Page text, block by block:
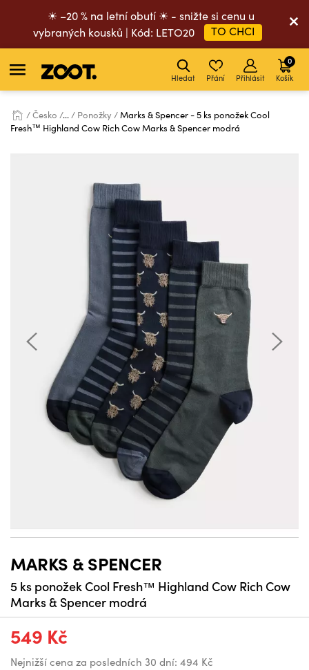
☀ –20 % na letní obutí ☀ - snižte si cenu u
vybraných kousků | Kód: LETO20
TO CHCI
Hledat Přání Přihlásit Košík
0
Česko ... Ponožky
Marks & Spencer - 5 ks ponožek Cool
Fresh™ Highland Cow Rich Cow Marks & Spencer modrá
MARKS & SPENCER
5 ks ponožek Cool Fresh™ Highland Cow Rich Cow
Marks & Spencer modrá
549 Kč
Nejnižší cena za posledních 30 dní: 494 Kč